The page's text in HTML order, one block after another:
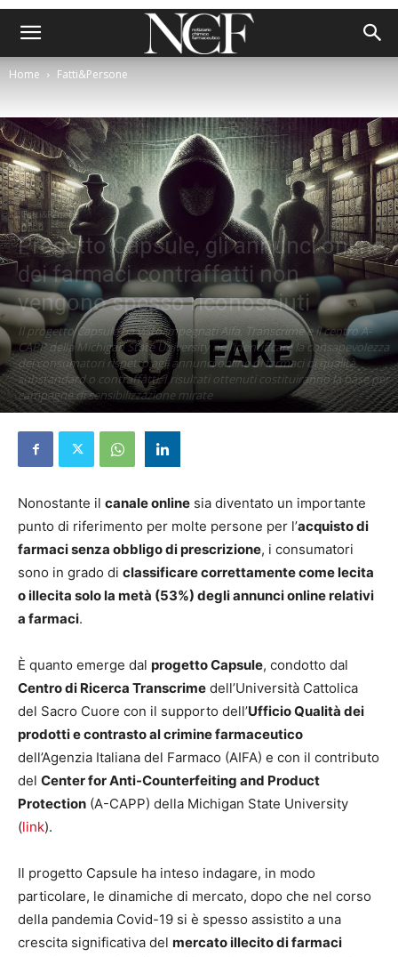
Home Fatti&Persone
Fatti&Persone
Progetto Capsule, gli annunci online
dei farmaci contraffatti non
vengono spesso riconosciuti
Il progetto Capsule ha visto impegnati Aifa, Transcrime e il centro A-
CAPP della Michigan State University nell’identificare la consapevolezza
dei consumatori rispetto agli annunci online di farmaci di qualità
substandard o contraffatti. I risultati ottenuti costituiranno la base per
campagne di sensibilizzazione mirate
Nonostante il canale online sia diventato un importante
punto di riferimento per molte persone per l’acquisto di
farmaci senza obbligo di prescrizione, i consumatori
sono in grado di classificare correttamente come lecita
o illecita solo la metà (53%) degli annunci online relativi
a farmaci.
È quanto emerge dal progetto Capsule, condotto dal
Centro di Ricerca Transcrime dell’Università Cattolica
del Sacro Cuore con il supporto dell’Ufficio Qualità dei
prodotti e contrasto al crimine farmaceutico
dell’Agenzia Italiana del Farmaco (AIFA) e con il contributo
del Center for Anti-Counterfeiting and Product
Protection (A-CAPP) della Michigan State University
(link).
Il progetto Capsule ha inteso indagare, in modo
particolare, le dinamiche di mercato, dopo che nel corso
della pandemia Covid-19 si è spesso assistito a una
crescita significativa del mercato illecito di farmaci